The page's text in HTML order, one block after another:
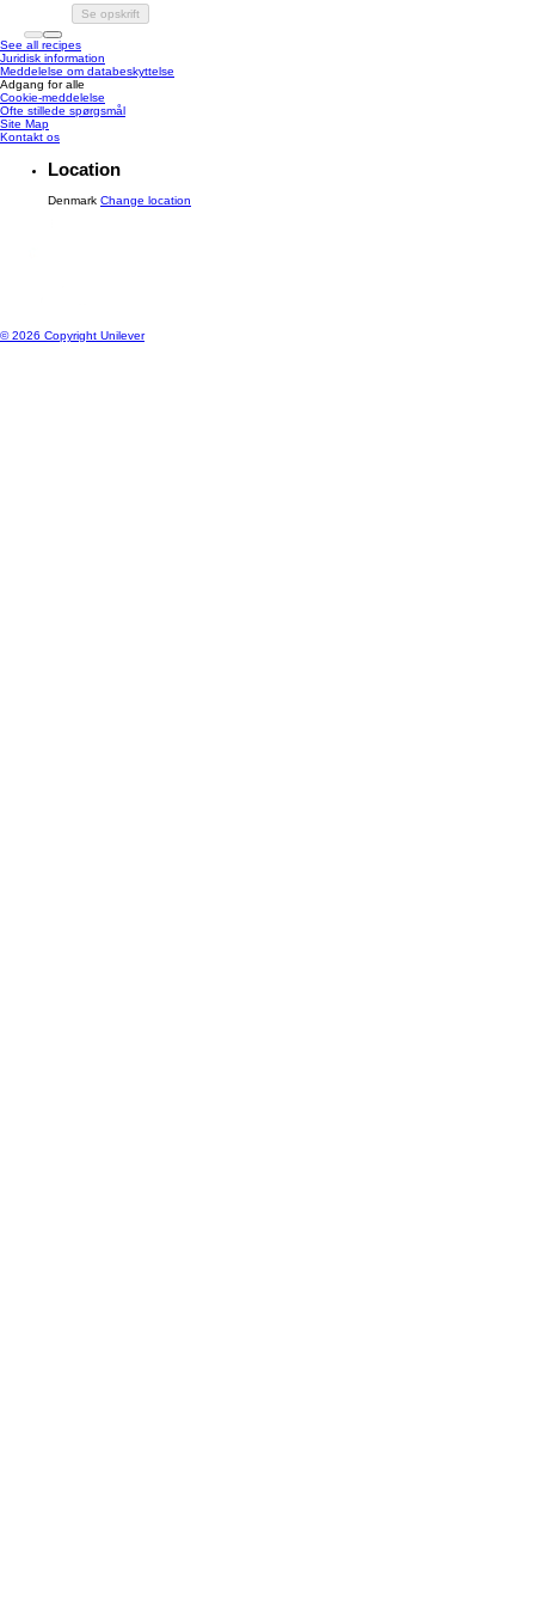
Se opskrift
See all recipes
Juridisk information
Meddelelse om databeskyttelse
Adgang for alle
Cookie-meddelelse
Ændre Indstillingerne
Site Map